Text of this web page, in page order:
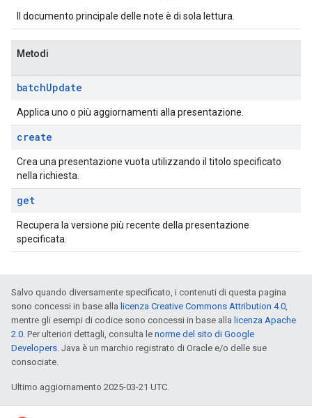
Il documento principale delle note è di sola lettura.
Metodi
batchUpdate
Applica uno o più aggiornamenti alla presentazione.
create
Crea una presentazione vuota utilizzando il titolo specificato
nella richiesta.
get
Recupera la versione più recente della presentazione
specificata.
Salvo quando diversamente specificato, i contenuti di questa pagina
sono concessi in base alla licenza Creative Commons Attribution 4.0,
mentre gli esempi di codice sono concessi in base alla licenza Apache
2.0. Per ulteriori dettagli, consulta le norme del sito di Google
Developers. Java è un marchio registrato di Oracle e/o delle sue
consociate.
Ultimo aggiornamento 2025-03-21 UTC.